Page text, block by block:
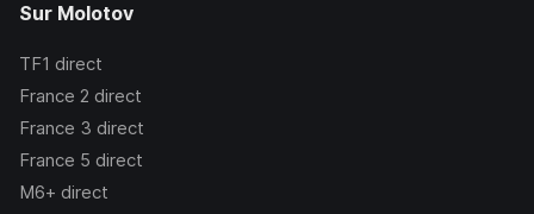
Sur Molotov
TF1 direct
France 2 direct
France 3 direct
France 5 direct
M6+ direct